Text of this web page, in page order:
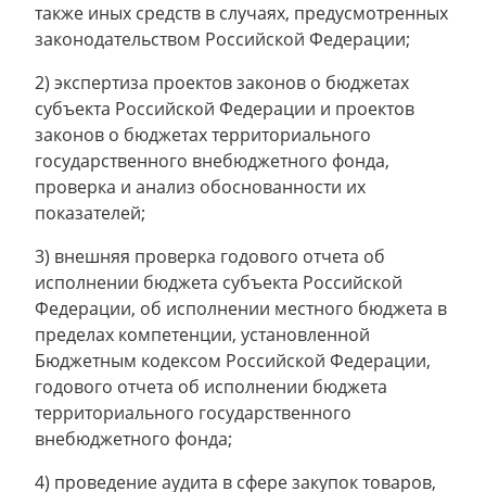
также иных средств в случаях, предусмотренных
законодательством Российской Федерации;
2) экспертиза проектов законов о бюджетах
субъекта Российской Федерации и проектов
законов о бюджетах территориального
государственного внебюджетного фонда,
проверка и анализ обоснованности их
показателей;
3) внешняя проверка годового отчета об
исполнении бюджета субъекта Российской
Федерации, об исполнении местного бюджета в
пределах компетенции, установленной
Бюджетным кодексом Российской Федерации,
годового отчета об исполнении бюджета
территориального государственного
внебюджетного фонда;
4) проведение аудита в сфере закупок товаров,